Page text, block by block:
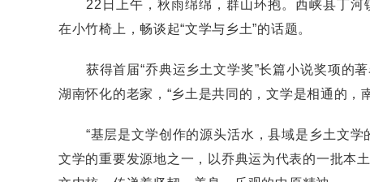
22日上午，秋雨绵绵，群山环抱。西峡县丁河
在小竹椅上，畅谈起“文学与乡土”的话题。
获得首届“乔典运乡土文学奖”长篇小说奖项的著
湖南怀化的老家，“乡土是共同的，文学是相通的
“基层是文学创作的源头活水，县域是乡土文学
文学的重要发源地之一，以乔典运为代表的一批本